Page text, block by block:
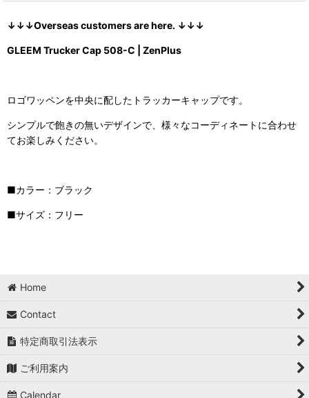
↓↓↓Overseas customers are here. ↓↓↓
GLEEM Trucker Cap 508-C | ZenPlus
ロゴワッペンを中央に配したトラッカーキャップです。
シンプルで飽きの無いデザインで、様々なコーディネートに合わせ
てお楽しみください。
■カラー：ブラック
■サイズ：フリー
Home
Contact
特定商取引法表示
ご利用案内
Calendar